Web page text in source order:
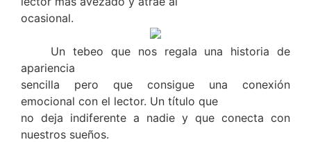
ocasional.
Un tebeo que nos regala una historia de
apariencia
sencilla pero que consigue una conexión
emocional con el lector. Un título que
no deja indiferente a nadie y que conecta con
nuestros sueños.